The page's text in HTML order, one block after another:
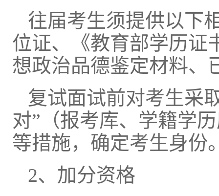
往届考生须提供以下
位证、《教育部学历证
想政治品德鉴定材料、
复试面试前对考生采
对”（报考库、学籍学
等措施，确定考生身份
2、加分资格